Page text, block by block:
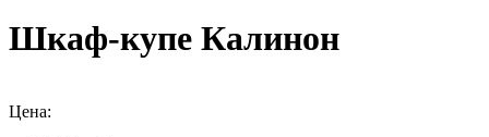
Шкаф-купе Калинон
Цена: